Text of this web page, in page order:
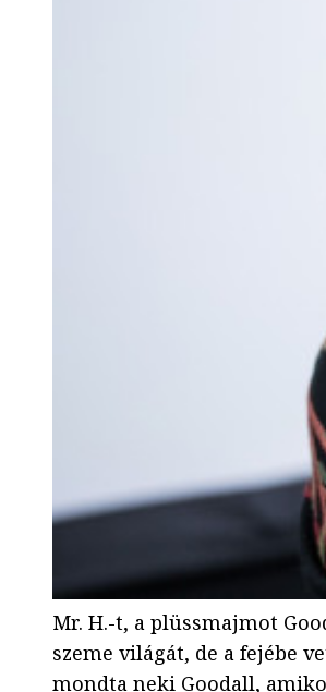
Mr. H.-t, a plüssmajmot
szeme világát, de a fejébe
mondta neki Goodall,